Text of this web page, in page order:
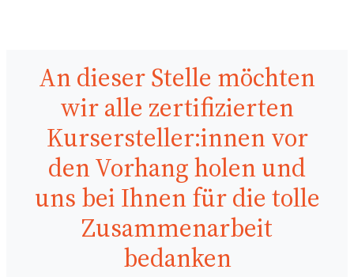
An dieser Stelle möchten
wir alle zertifizierten
Kursersteller:innen vor
den Vorhang holen und
uns bei Ihnen für die tolle
Zusammenarbeit
bedanken